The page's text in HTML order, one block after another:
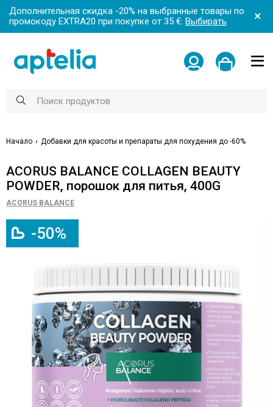
Дополнительная скидка -20% на выбранные товары по
промокоду EXTRA20 при покупке от 35 €: Выбирать
Начало Добавки для красоты и препараты для похудения до -60%
ACORUS BALANCE COLLAGEN BEAUTY
POWDER, порошок для питья, 400G
ACORUS BALANCE
-50%